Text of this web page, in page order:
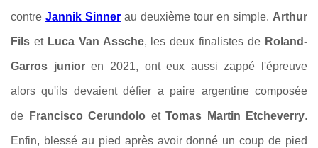
contre Jannik Sinner au deuxième tour en simple. Arthur
Fils et Luca Van Assche, les deux finalistes de Roland-
Garros junioren 2021, ont eux aussi zappé l'épreuve
alors qu'ils devaient défier a paire argentine composée
de Francisco Cerundolo et Tomas Martin Etcheverry.
Enfin, blessé au pied après avoir donné un coup de pied